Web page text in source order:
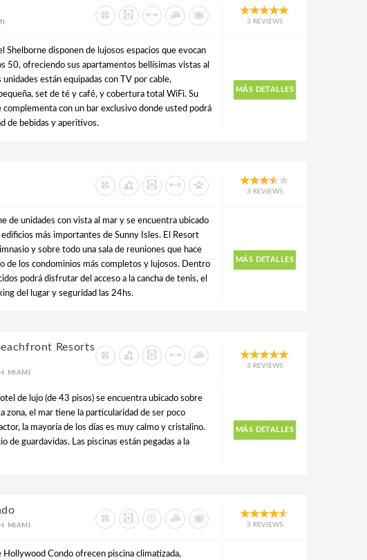
3 REVIEWS
Shelborne disponen de lujosos espacios que evocan
50, ofreciendo sus apartamentos bellísimas vistas al
unidades están equipadas con TV por cable,
set de té y café, y cobertura total WiFi. Su
complementa con un bar exclusivo donde usted podrá
de bebidas y aperitivos.
MÁS DETALLES
3 REVIEWS
de unidades con vista al mar y se encuentra ubicado
más importantes de Sunny Isles. El Resort
y sobre todo una sala de reuniones que hace
de los condominios más completos y lujosos. Dentro
podrá disfrutar del acceso a la cancha de tenis, el
del lugar y seguridad las 24hs.
MÁS DETALLES
Resorts
MIAMI
3 REVIEWS
de lujo (de 43 pisos) se encuentra ubicado sobre
zona, el mar tiene la particularidad de ser poco
la mayoría de los días es muy calmo y cristalino.
de guardavidas. Las piscinas están pegadas a la
MÁS DETALLES
MIAMI 3 REVIEWS
Hollywood Condo ofrecen piscina climatizada,